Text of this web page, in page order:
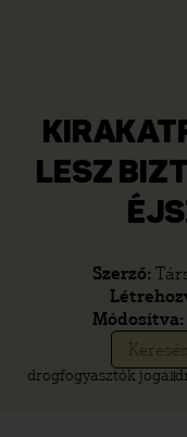
LESZ
Szerző:
Módosítva:
drogfogyasztók jogai